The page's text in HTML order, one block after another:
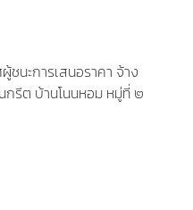
ชนะการเสนอราคา จ้าง
รีต บ้านโนนหอม หมู่ที่ ๒